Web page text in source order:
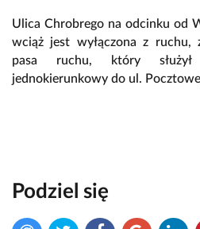
Ulica Chrobrego na odcinku od
wciąż jest wyłączona z ruchu,
pasa ruchu, który
jednokierunkowy do ul.
Podziel się